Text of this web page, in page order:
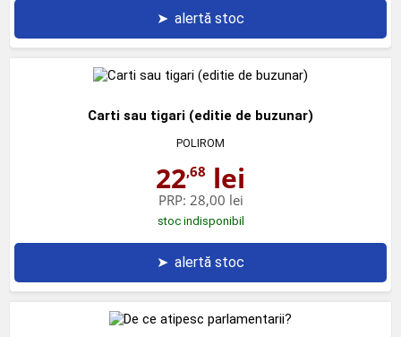
➤ alertă stoc
Carti sau tigari (editie de buzunar)
POLIROM
22,68 lei
PRP: 28,00 lei
stoc indisponibil
➤ alertă stoc